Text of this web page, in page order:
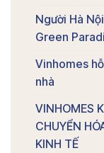
Người Hà
Green
Vinhomes
nhà
VINHOMES
CHUYỂN
KINH TẾ